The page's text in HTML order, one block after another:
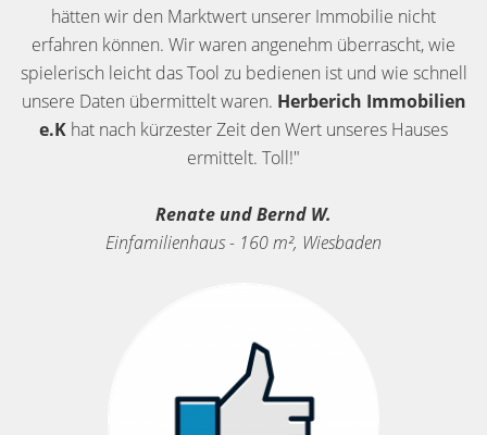
hätten wir den Marktwert unserer Immobilie nicht
erfahren können. Wir waren angenehm überrascht, wie
spielerisch leicht das Tool zu bedienen ist und wie schnell
unsere Daten übermittelt waren. Herberich Immobilien
e.K hat nach kürzester Zeit den Wert unseres Hauses
ermittelt. Toll!"
Renate und Bernd W.
Einfamilienhaus - 160 m², Wiesbaden